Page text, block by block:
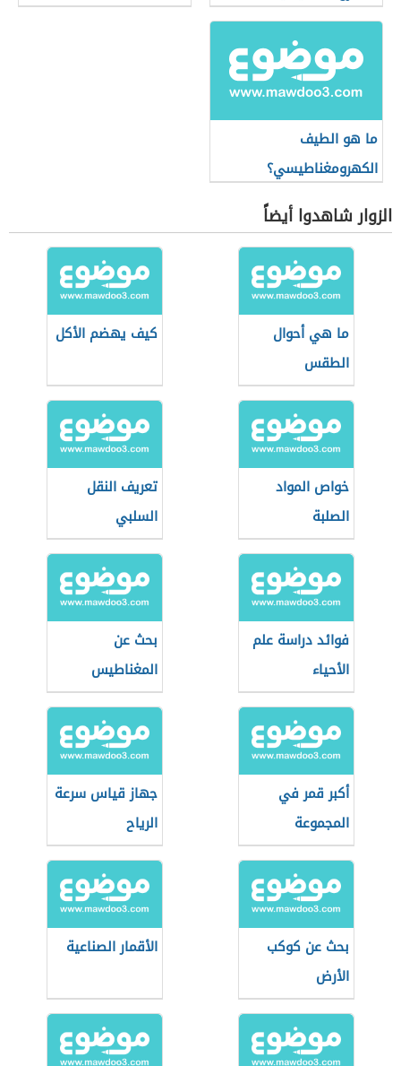
ما هو الطيف
الكهرومغناطيسي؟
الزوار شاهدوا أيضاً
ما هي أحوال
الطقس
كيف يهضم الأكل
خواص المواد
الصلبة
تعريف النقل
السلبي
فوائد دراسة علم
الأحياء
بحث عن
المغناطيس
أكبر قمر في
المجموعة
الشمسية
جهاز قياس سرعة
الرياح
بحث عن كوكب
الأرض
الأقمار الصناعية